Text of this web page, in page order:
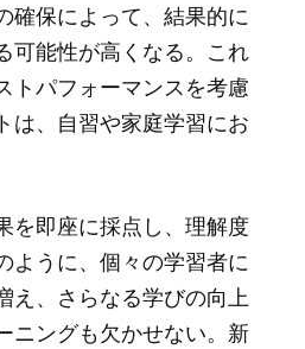
確保によって、結果的に
可能性が高くなる。これ
トパフォーマンスを考慮
は、自習や家庭学習にお
を即座に採点し、理解度
ように、個々の学習者に
え、さらなる学びの向上
ニングも欠かせない。新